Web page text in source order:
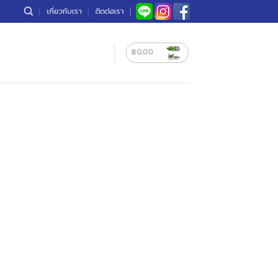
เกี่ยวกับเรา ติดต่อเรา
฿0.00